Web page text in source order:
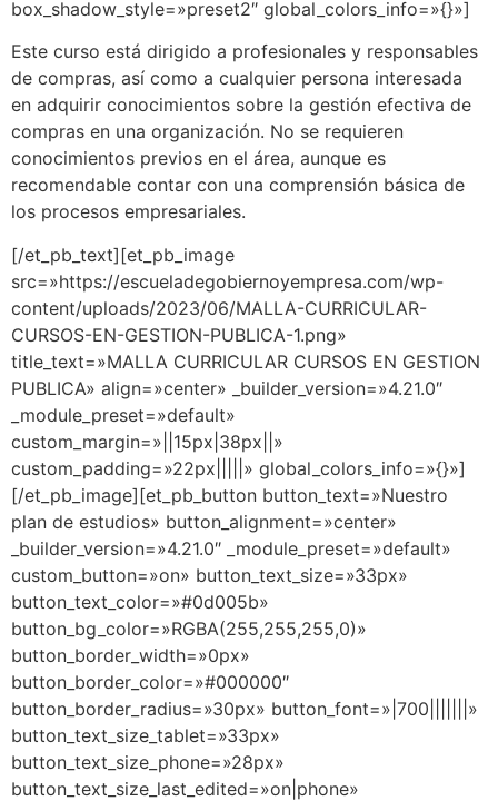
box_shadow_style=»preset2″ global_colors_info=»{}»]
Este curso está dirigido a profesionales y responsables
de compras, así como a cualquier persona interesada
en adquirir conocimientos sobre la gestión efectiva de
compras en una organización. No se requieren
conocimientos previos en el área, aunque es
recomendable contar con una comprensión básica de
los procesos empresariales.
[/et_pb_text][et_pb_image
src=»https://escueladegobiernoyempresa.com/wp-
content/uploads/2023/06/MALLA-CURRICULAR-
CURSOS-EN-GESTION-PUBLICA-1.png»
title_text=»MALLA CURRICULAR CURSOS EN GESTION
PUBLICA» align=»center» _builder_version=»4.21.0″
_module_preset=»default»
custom_margin=»||15px|38px||»
custom_padding=»22px|||||» global_colors_info=»{}»]
[/et_pb_image][et_pb_button button_text=»Nuestro
plan de estudios» button_alignment=»center»
_builder_version=»4.21.0″ _module_preset=»default»
custom_button=»on» button_text_size=»33px»
button_text_color=»#0d005b»
button_bg_color=»RGBA(255,255,255,0)»
button_border_width=»0px»
button_border_color=»#000000″
button_border_radius=»30px» button_font=»|700|||||||»
button_text_size_tablet=»33px»
button_text_size_phone=»28px»
button_text_size_last_edited=»on|phone»